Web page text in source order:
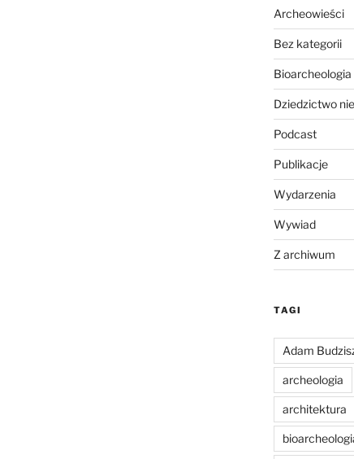
Archeowieści
Bez kategorii
Bioarcheologia
Dziedzictwo
Podcast
Publikacje
Wydarzenia
Wywiad
Z archiwum
TAGI
Adam
archeologia
architektura